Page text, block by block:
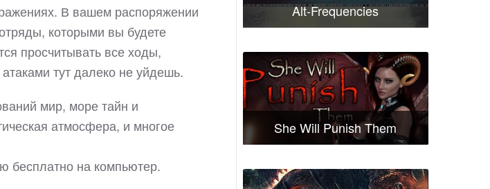
В вашем распоряжении
которыми вы будете
просчитывать все ходы,
тут далеко не уйдешь.
мир, море тайн и
атмосфера, и многое
бесплатно на компьютер.
Alt-Frequencies
She Will Punish Them